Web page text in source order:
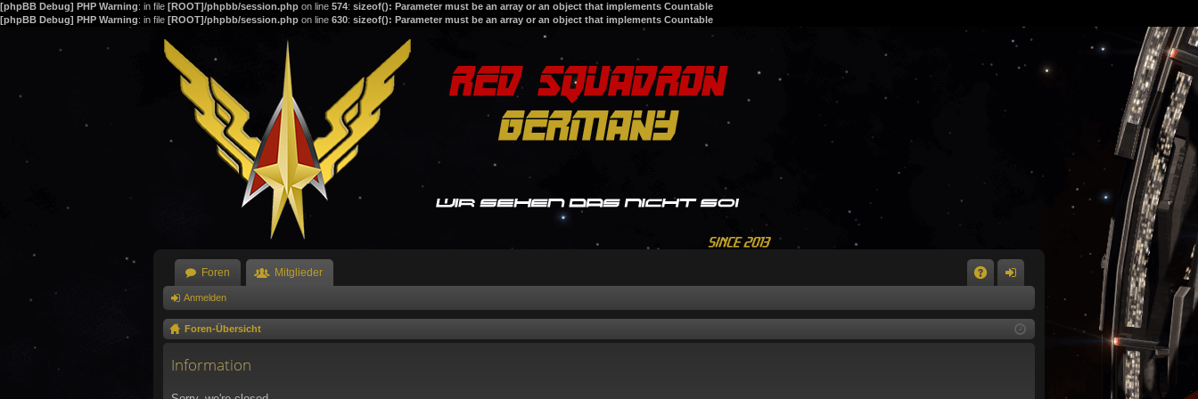
[phpBB Debug] PHP Warning: in file [ROOT]/phpbb/session.php on line 574: sizeof(): Parameter must be an array or an object that implements Countable
[phpBB Debug] PHP Warning: in file [ROOT]/phpbb/session.php on line 630: sizeof(): Parameter must be an array or an object that implements Countable
Foren Mitglieder
m
Anmelden
Foren-Übersicht
Information